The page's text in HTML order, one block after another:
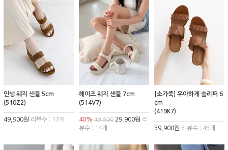
인생 웨지 샌들 5cm
(510Z2)
49,900원 리뷰수 : 17개
헤이즈 웨지 샌들 7cm
(514V7)
40% 49,90029,900원 리
뷰수 : 14개
[소가죽] 우아하게 슬리퍼 6
cm
(419K7)
59,900원 리뷰수 : 45개